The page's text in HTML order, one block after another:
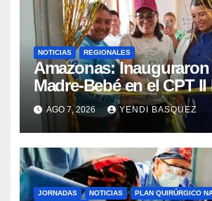
NOTICIAS REGIONALES
​Amazonas:
Madre-Bebé en el CPT
del Aeropuerto
Rincón
AGO 7, 2026 YENDI BASQUEZ
JORNADAS NOTICIAS
PLAN QUIRÚRGICO